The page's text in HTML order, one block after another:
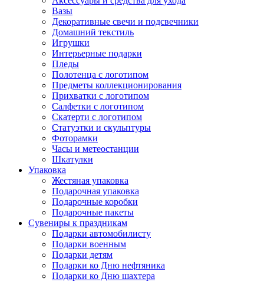
Вазы
Декоративные свечи и подсвечники
Домашний текстиль
Игрушки
Интерьерные подарки
Пледы
Полотенца с логотипом
Предметы коллекционирования
Прихватки с логотипом
Салфетки с логотипом
Скатерти с логотипом
Статуэтки и скульптуры
Фоторамки
Часы и метеостанции
Шкатулки
Упаковка
Жестяная упаковка
Подарочная упаковка
Подарочные коробки
Подарочные пакеты
Сувениры к праздникам
Подарки автомобилисту
Подарки военным
Подарки детям
Подарки ко Дню нефтяника
Подарки ко Дню шахтера